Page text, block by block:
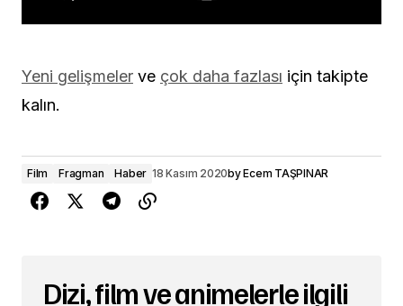
Yeni gelişmeler ve çok daha fazlası için takipte
kalın.
Film Fragman Haber 18 Kasım 2020byEcem TAŞPINAR
Dizi, film ve animelerle ilgili